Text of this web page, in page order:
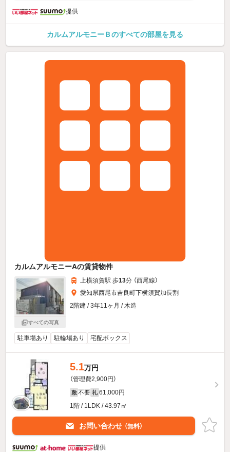
提供
カルムアルモニーＢのすべての部屋を見る
カルムアルモニーAの賃貸物件
すべての写真
上横須賀駅 歩13分 （西尾線）
愛知県西尾市吉良町下横須賀加長割
2階建 / 3年11ヶ月 / 木造
駐車場あり 駐輪場あり 宅配ボックス
5.1万円
（管理費2,900円）
敷 不要 礼 61,000円
1階 / 1LDK / 43.97㎡
お問い合わせ （無料）
提供